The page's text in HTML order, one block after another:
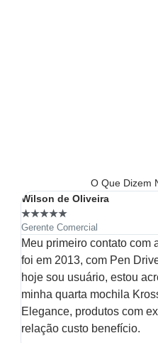
O Que Dizem
Wilson de Oliveira
★★★★★
Gerente Comercial
Meu primeiro contato com
foi em 2013, com Pen
hoje sou usuário, estou
minha quarta mochila
Elegance, produtos com
relação custo benefício.